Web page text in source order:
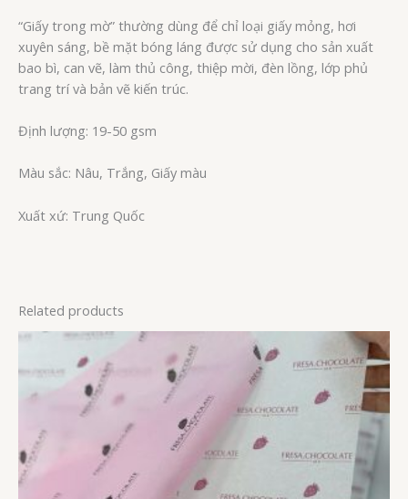
“Giấy trong mờ” thường dùng để chỉ loại giấy mỏng, hơi
xuyên sáng, bề mặt bóng láng được sử dụng cho sản xuất
bao bì, can vẽ, làm thủ công, thiệp mời, đèn lồng, lớp phủ
trang trí và bản vẽ kiến trúc.
Định lượng: 19-50 gsm
Màu sắc: Nâu, Trắng, Giấy màu
Xuất xứ: Trung Quốc
Related products